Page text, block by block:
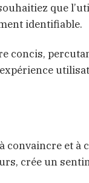
que
identifiable.
concis,
et à
crée un